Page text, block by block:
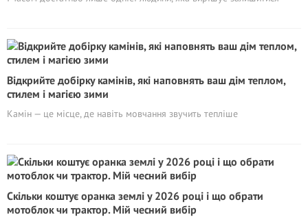
Відкрийте добірку камінів, які наповнять ваш дім теплом,
стилем і магією зими
Камін — це місце, де навіть мовчання звучить тепліше
Скільки коштує оранка землі у 2026 році і що обрати
мотоблок чи трактор. Мій чесний вибір